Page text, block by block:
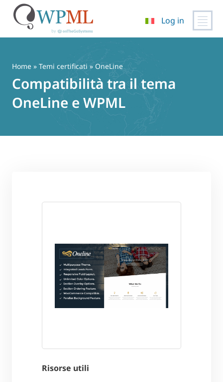
contenuto
Log in
Home » Temi certificati » OneLine
Compatibilità tra il tema
OneLine e WPML
Risorse utili